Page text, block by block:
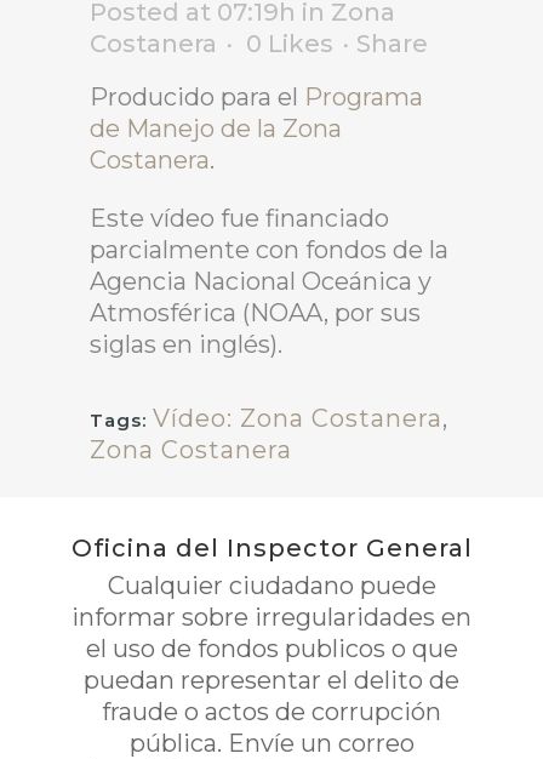
Posted at 07:19h in Zona
Costanera
0 Likes
Share
Producido para el Programa
de Manejo de la Zona
Costanera.
Este vídeo fue financiado
parcialmente con fondos de la
Agencia Nacional Oceánica y
Atmosférica (NOAA, por sus
siglas en inglés).
Tags: Vídeo: Zona Costanera,
Zona Costanera
Oficina del Inspector General
Cualquier ciudadano puede
informar sobre irregularidades en
el uso de fondos publicos o que
puedan representar el delito de
fraude o actos de corrupción
pública. Envíe un correo